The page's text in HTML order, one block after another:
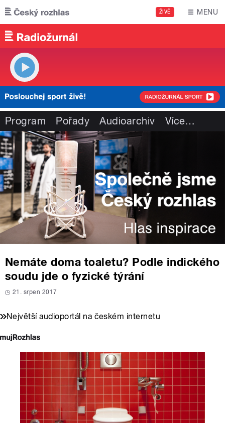
Přejít k hlavnímu obsahu
ŽIVĚ MENU
Program Pořady Audioarchiv Více…
Nemáte doma toaletu? Podle indického
soudu jde o fyzické týrání
21. srpen 2017
Největší audioportál na českém internetu